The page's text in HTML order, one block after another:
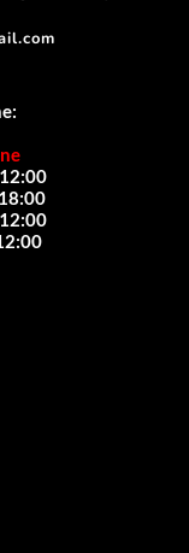
12:00
18:00
12:00
12:00